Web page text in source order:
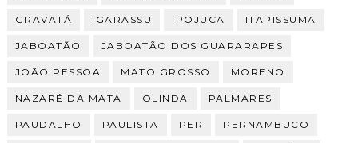
GRAVATÁ IGARASSU IPOJUCA ITAPISSUMA
JABOATÃO JABOATÃO DOS GUARARAPES
JOÃO PESSOA MATO GROSSO MORENO
NAZARÉ DA MATA OLINDA PALMARES
PAUDALHO PAULISTA PER PERNAMBUCO